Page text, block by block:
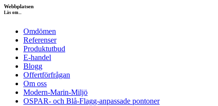
Webbplatsen
Läs om...
Omdömen
Referenser
Produktutbud
E-handel
Blogg
Offertförfrågan
Om oss
Modern-Marin-Miljö
OSPAR- och Blå-Flagg-anpassade pontoner